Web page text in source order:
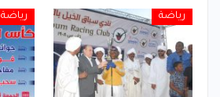
رياضة رياضة